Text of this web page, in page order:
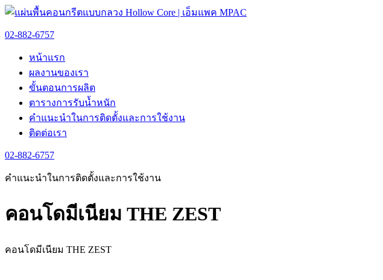
02-882-6757
หน้าแรก
ผลงานของเรา
ขั้นตอนการผลิต
ตารางการรับน้ำหนัก
คำแนะนำในการติดตั้งและการใช้งาน
ติดต่อเรา
02-882-6757
คำแนะนำในการติดตั้งและการใช้งาน
คอนโดมีเนียม THE ZEST
คอนโดมีเนียม THE ZEST